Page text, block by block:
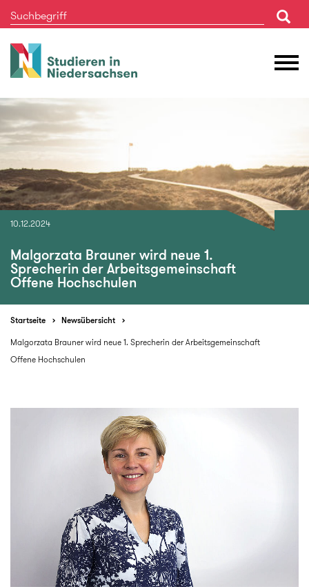
Studieren
in
10.12.2024
Malgorzata Brauner wird neue 1.
Sprecherin der Arbeitsgemeinschaft
Offene Hochschulen
Startseite
Newsübersicht
Malgorzata Brauner wird neue 1. Sprecherin der Arbeitsgemeinschaft
Offene Hochschulen